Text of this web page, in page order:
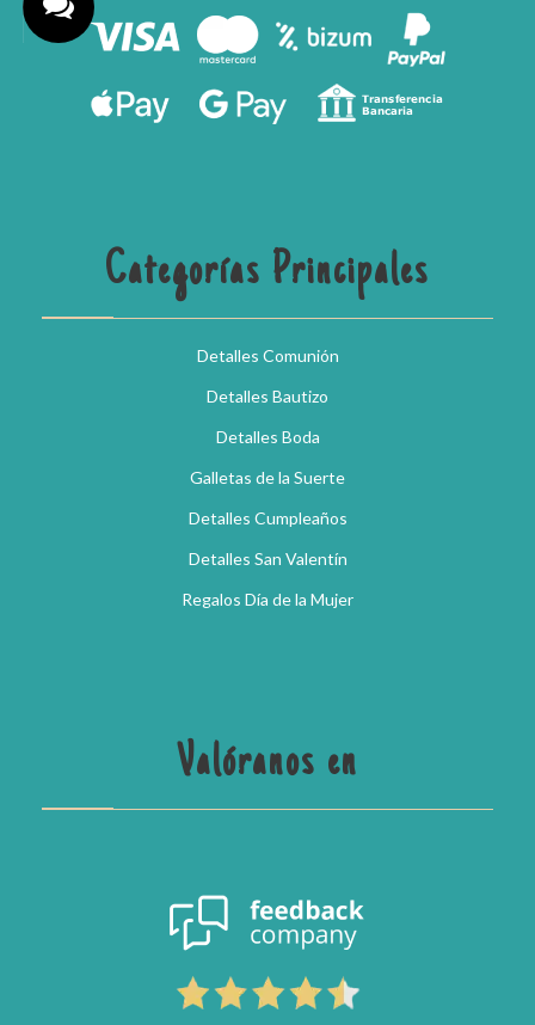
Categorías Principales
Detalles Comunión
Detalles Bautizo
Detalles Boda
Galletas de la Suerte
Detalles Cumpleaños
Detalles San Valentín
Regalos Día de la Mujer
Valóranos en